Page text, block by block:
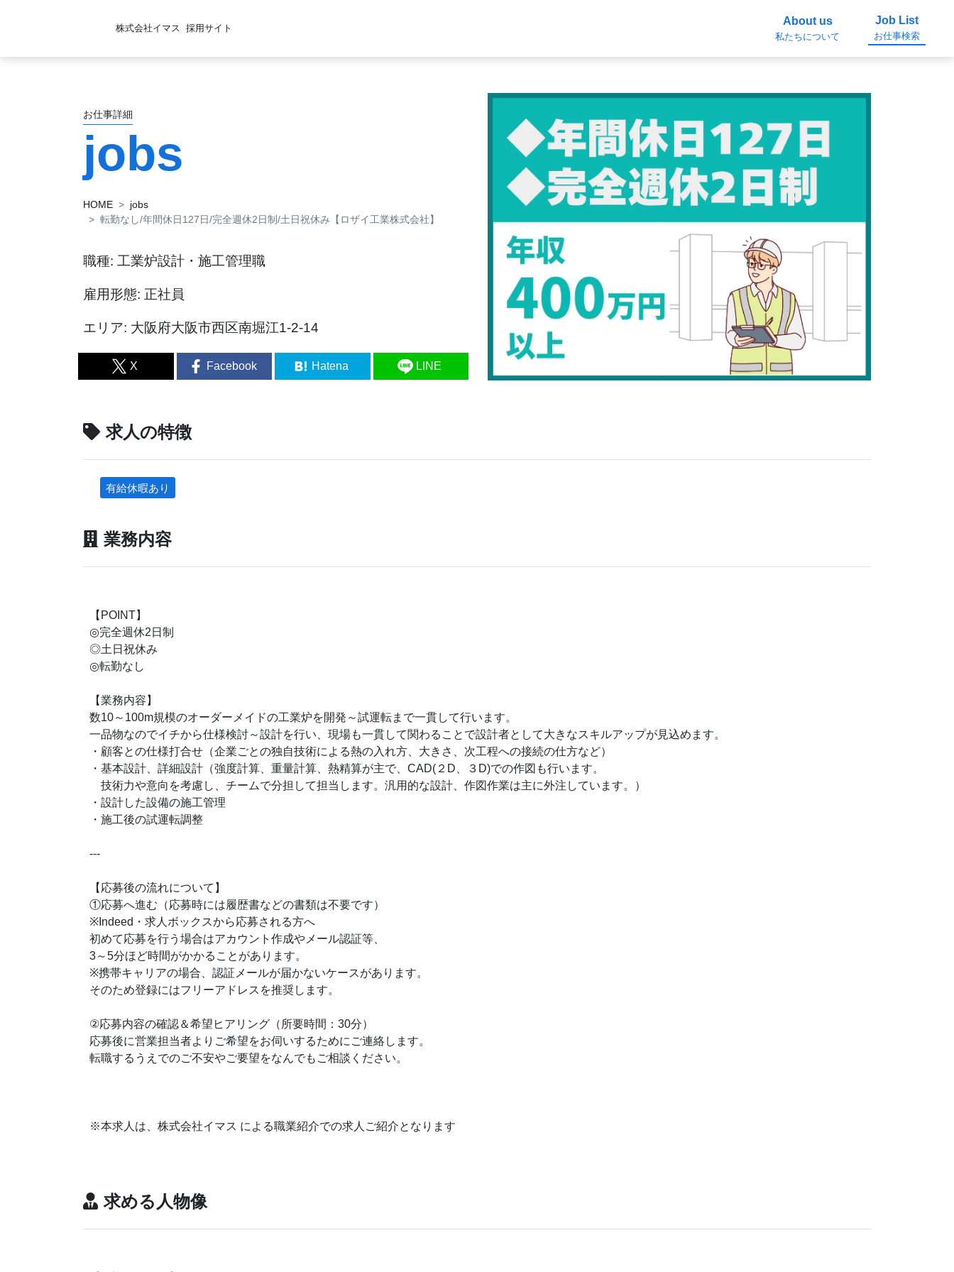
株式会社イマス 採用サイト
About us
私たちについて
Job List
お仕事検索
お仕事詳細
jobs
HOME
jobs
転勤なし/年間休日127日/完全週休2日制/土日祝休み【ロザイ工業株式会社】
職種: 工業炉設計・施工管理職
雇用形態: 正社員
エリア: 大阪府大阪市西区南堀江1-2-14
X Facebook Hatena LINE
求人の特徴
有給休暇あり
業務内容
【POINT】
◎完全週休2日制
◎土日祝休み
◎転勤なし
【業務内容】
数10～100m規模のオーダーメイドの工業炉を開発～試運転まで一貫して行います。
一品物なのでイチから仕様検討～設計を行い、現場も一貫して関わることで設計者として大きなスキルアップが見込めます。
・顧客との仕様打合せ（企業ごとの独自技術による熱の入れ方、大きさ、次工程への接続の仕方など）
・基本設計、詳細設計（強度計算、重量計算、熱精算が主で、CAD(２D、３D)での作図も行います。
技術力や意向を考慮し、チームで分担して担当します。汎用的な設計、作図作業は主に外注しています。）
・設計した設備の施工管理
・施工後の試運転調整
---
【応募後の流れについて】
①応募へ進む（応募時には履歴書などの書類は不要です）
※Indeed・求人ボックスから応募される方へ
初めて応募を行う場合はアカウント作成やメール認証等、
3～5分ほど時間がかかることがあります。
※携帯キャリアの場合、認証メールが届かないケースがあります。
そのため登録にはフリーアドレスを推奨します。
②応募内容の確認＆希望ヒアリング（所要時間：30分）
応募後に営業担当者よりご希望をお伺いするためにご連絡します。
転職するうえでのご不安やご要望をなんでもご相談ください。
※本求人は、株式会社イマス による職業紹介での求人ご紹介となります
求める人物像